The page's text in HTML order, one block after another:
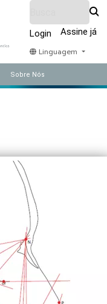
Login Assine já
Linguagem
Sobre Nós